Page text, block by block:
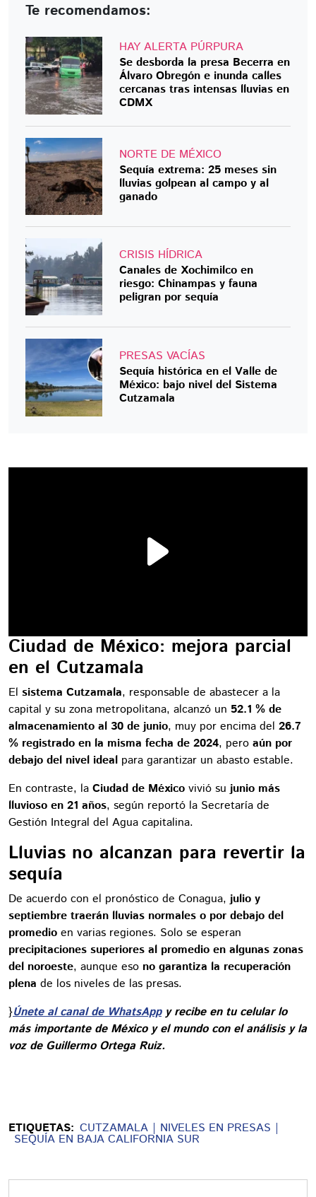
Te recomendamos:
HAY ALERTA PÚRPURA
Se desborda la presa Becerra en
Álvaro Obregón e inunda calles
cercanas tras intensas lluvias en
CDMX
NORTE DE MÉXICO
Sequía extrema: 25 meses sin
lluvias golpean al campo y al
ganado
CRISIS HÍDRICA
Canales de Xochimilco en
riesgo: Chinampas y fauna
peligran por sequía
PRESAS VACÍAS
Sequía histórica en el Valle de
México: bajo nivel del Sistema
Cutzamala
Ciudad de México: mejora parcial
en el Cutzamala
El sistema Cutzamala, responsable de abastecer a la
capital y su zona metropolitana, alcanzó un 52.1 % de
almacenamiento al 30 de junio, muy por encima del 26.7
% registrado en la misma fecha de 2024, pero aún por
debajo del nivel ideal para garantizar un abasto estable.
En contraste, la Ciudad de México vivió su junio más
lluvioso en 21 años, según reportó la Secretaría de
Gestión Integral del Agua capitalina.
Lluvias no alcanzan para revertir la
sequía
De acuerdo con el pronóstico de Conagua, julio y
septiembre traerán lluvias normales o por debajo del
promedio en varias regiones. Solo se esperan
precipitaciones superiores al promedio en algunas zonas
del noroeste, aunque eso no garantiza la recuperación
plena de los niveles de las presas.
}Únete al canal de WhatsAppy recibe en tu celular lo
más importante de México y el mundo con el análisis y la
voz de Guillermo Ortega Ruiz.
ETIQUETAS: CUTZAMALA NIVELES EN PRESAS
SEQUÍA EN BAJA CALIFORNIA SUR